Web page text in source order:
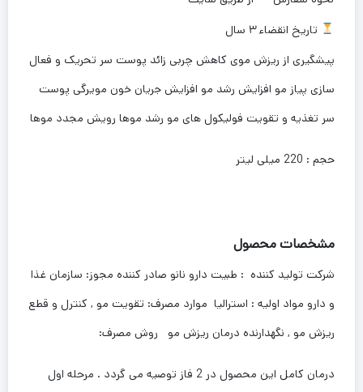
تاریخ انقضاء۳ سال
پیشگیری از ریزش موی کاهش چربی زائد پوست سر تحریک و فعال
سازی پیاز مو افزایش رشد مو افزایش جریان خون مویرگی پوست
سر تغذیه و تقویت فولیکول های مو رشد موها رویش مجدد موها
حجم : 220 میلی لیتر
مشخصات محصول
شرکت تولید کننده : طبیت دارو نانو صادر کننده مجوز: سازمان غذا
و دارو مواد اولیه : استرالیا موارد مصرف: تقویت مو , کنترل و قطع
ریزش مو , نگهدارنده درمان ریزش مو روش مصرف:
درمان کامل این محصول در 2 فاز توصیه می گردد . مرحله اول